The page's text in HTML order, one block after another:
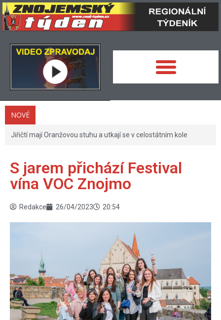
NOVÉ
Jiřičtí mají Oranžovou stuhu a utkají se v celostátním kole
S jarem přichází Festival
vína VOC Znojmo
Redakce 26/04/2023 20:54